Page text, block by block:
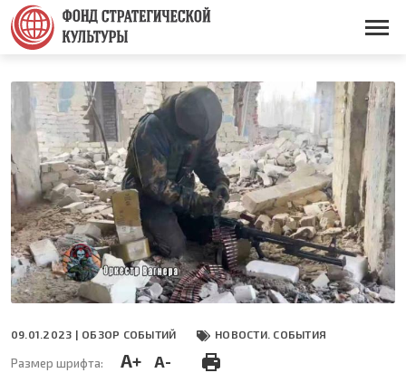
Перейти
основному
содержанию
Основная
09.01.2023 | ОБЗОР СОБЫТИЙ НОВОСТИ. СОБЫТИЯ
Размер шрифта: A+ A-